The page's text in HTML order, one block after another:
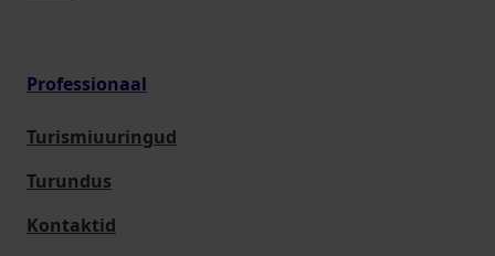
Professionaal
Turismiuuringud
Turundus
Kontaktid